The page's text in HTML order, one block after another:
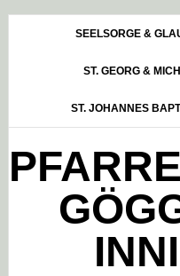
HauptsidebarSEELSORGE &
ST. GEORG &
ST. JOHANNES